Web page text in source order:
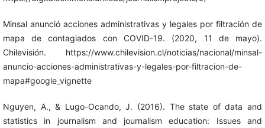
Minsal anunció acciones administrativas y legales por filtración de
mapa de contagiados con COVID-19. (2020, 11 de mayo).
Chilevisión. https://www.chilevision.cl/noticias/nacional/minsal-
anuncio-acciones-administrativas-y-legales-por-filtracion-de-
mapa#google_vignette
Nguyen, A., & Lugo-Ocando, J. (2016). The state of data and
statistics in journalism and journalism education: Issues and